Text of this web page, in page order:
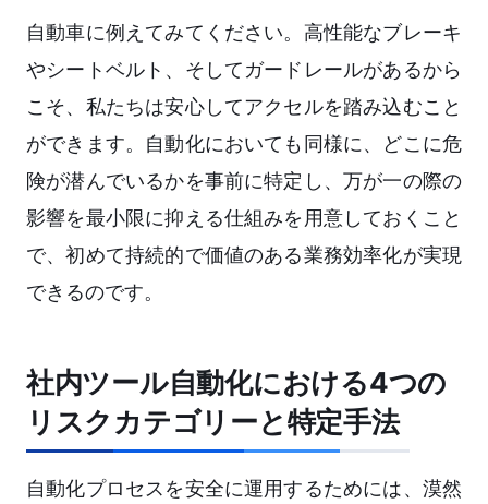
自動車に例えてみてください。高性能なブレーキ
やシートベルト、そしてガードレールがあるから
こそ、私たちは安心してアクセルを踏み込むこと
ができます。自動化においても同様に、どこに危
険が潜んでいるかを事前に特定し、万が一の際の
影響を最小限に抑える仕組みを用意しておくこと
で、初めて持続的で価値のある業務効率化が実現
できるのです。
社内ツール自動化における4つの
リスクカテゴリーと特定手法
自動化プロセスを安全に運用するためには、漠然